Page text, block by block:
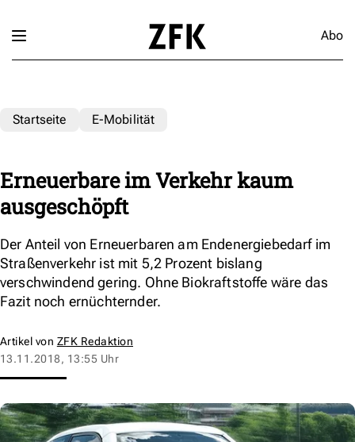
Abo
Startseite E-Mobilität
Erneuerbare im Verkehr kaum
ausgeschöpft
Der Anteil von Erneuerbaren am Endenergiebedarf im
Straßenverkehr ist mit 5,2 Prozent bislang
verschwindend gering. Ohne Biokraftstoffe wäre das
Fazit noch ernüchternder.
Artikel von ZFK Redaktion
13.11.2018, 13:55 Uhr